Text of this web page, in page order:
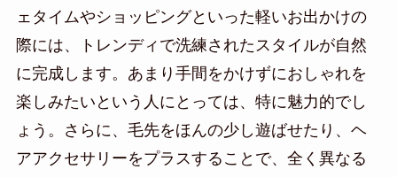
ェタイムやショッピングといった軽いお出かけの
際には、トレンディで洗練されたスタイルが自然
に完成します。あまり手間をかけずにおしゃれを
楽しみたいという人にとっては、特に魅力的でし
ょう。さらに、毛先をほんの少し遊ばせたり、ヘ
アアクセサリーをプラスすることで、全く異なる